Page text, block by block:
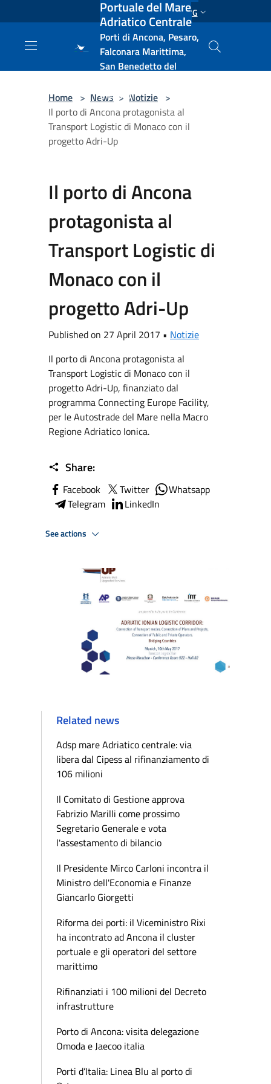
Salta al contenuto principale ENG
Portuale del Mare
Adriatico Centrale
Porti di Ancona, Pesaro,
Falconara Marittima,
San Benedetto del
e Vasto
Home > News > Notizie >
Il porto di Ancona protagonista al
Transport Logistic di Monaco con il
progetto Adri-Up
Il porto di Ancona
protagonista al
Transport Logistic di
Monaco con il
progetto Adri-Up
Published on 27 April 2017 • Notizie
Il porto di Ancona protagonista al
Transport Logistic di Monaco con il
progetto Adri-Up, finanziato dal
programma Connecting Europe Facility,
per le Autostrade del Mare nella Macro
Regione Adriatico Ionica.
Share:
Facebook Twitter
Whatsapp
Telegram
LinkedIn
See actions
Related news
Adsp mare Adriatico centrale: via
libera dal Cipess al rifinanziamento di
106 milioni
Il Comitato di Gestione approva
Fabrizio Marilli come prossimo
Segretario Generale e vota
l'assestamento di bilancio
Il Presidente Mirco Carloni incontra il
Ministro dell'Economia e Finanze
Giancarlo Giorgetti
Riforma dei porti: il Viceministro Rixi
ha incontrato ad Ancona il cluster
portuale e gli operatori del settore
marittimo
Rifinanziati i 100 milioni del Decreto
infrastrutture
Porto di Ancona: visita delegazione
Omoda e Jaecoo italia
Porti d’Italia: Linea Blu al porto di